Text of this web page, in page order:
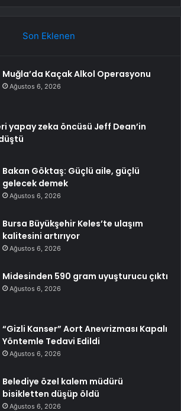
Son Eklenen
Muğla’da Kaçak Alkol Operasyonu
Ağustos 6, 2026
yapay zeka öncüsü Jeff Dean’in
Bakan Göktaş: Güçlü aile, güçlü
gelecek demek
Ağustos 6, 2026
Bursa Büyükşehir Keles’te ulaşım
kalitesini artırıyor
Ağustos 6, 2026
Midesinden 590 gram uyuşturucu çıktı
Ağustos 6, 2026
“Gizli Kanser” Aort Anevrizması Kapalı
Yöntemle Tedavi Edildi
Ağustos 6, 2026
Belediye özel kalem müdürü
bisikletten düşüp öldü
Ağustos 6, 2026